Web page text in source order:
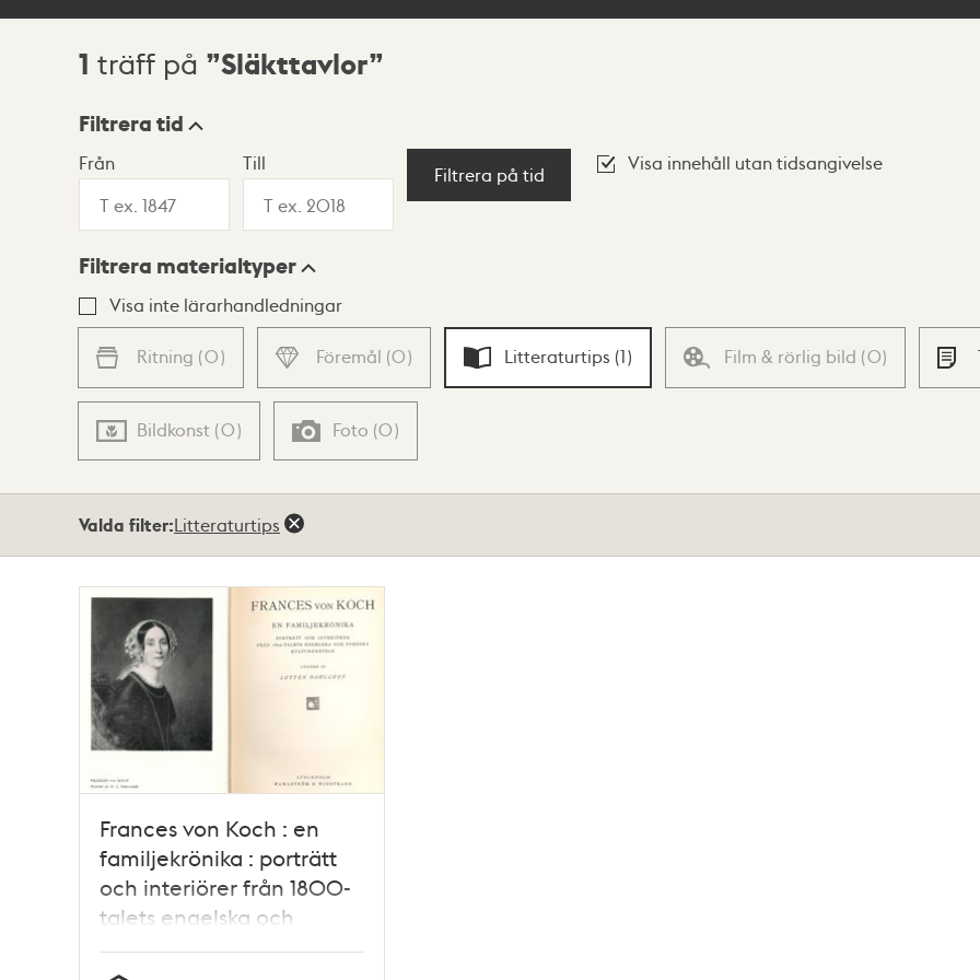
Sökresultat
1 träff på Släkttavlor
Visningsläge
Lista Karta
Filtrera tid
Från Till
Filtrera på tid
Visa innehåll utan tidsangivelse
Filtrera materialtyper
Visa inte lärarhandledningar
Ritning (0) Föremål (0) Litteraturtips (1) Film & rörlig bild (0)
Bildkonst (0) Foto (0)
Valda filter:Litteraturtips
Frances von Koch : en
familjekrönika : porträtt
och interiörer från 1800-
talets engelska och
svenska kulturkretsar /